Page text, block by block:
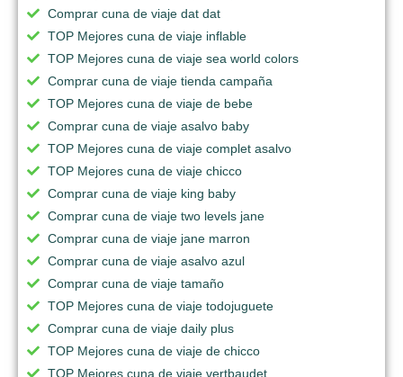
Comprar cuna de viaje dat dat
TOP Mejores cuna de viaje inflable
TOP Mejores cuna de viaje sea world colors
Comprar cuna de viaje tienda campaña
TOP Mejores cuna de viaje de bebe
Comprar cuna de viaje asalvo baby
TOP Mejores cuna de viaje complet asalvo
TOP Mejores cuna de viaje chicco
Comprar cuna de viaje king baby
Comprar cuna de viaje two levels jane
Comprar cuna de viaje jane marron
Comprar cuna de viaje asalvo azul
Comprar cuna de viaje tamaño
TOP Mejores cuna de viaje todojuguete
Comprar cuna de viaje daily plus
TOP Mejores cuna de viaje de chicco
TOP Mejores cuna de viaje vertbaudet